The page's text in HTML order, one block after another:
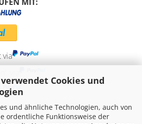
Cookies und
und ähnliche Technologien, auch von
ordentliche Funktionsweise der
via
MIT